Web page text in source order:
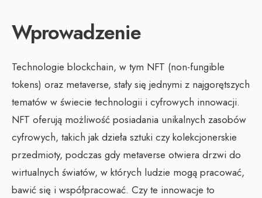
Wprowadzenie
Technologie blockchain, w tym NFT (non-fungible
tokens) oraz metaverse, stały się jednymi z najgorętszych
tematów w świecie technologii i cyfrowych innowacji.
NFT oferują możliwość posiadania unikalnych zasobów
cyfrowych, takich jak dzieła sztuki czy kolekcjonerskie
przedmioty, podczas gdy metaverse otwiera drzwi do
wirtualnych światów, w których ludzie mogą pracować,
bawić się i współpracować. Czy te innowacje to